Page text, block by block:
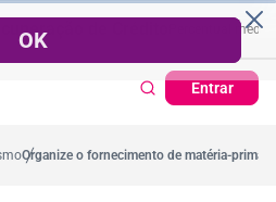
de Crédito Percentual médio no
Entrar
Cartão de Crédito |
Organize o fornecimento de matéria-prima